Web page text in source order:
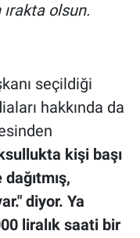
olsun.
seçildiği
hakkında da
kişi başı
diyor. Ya
liralık saati bir